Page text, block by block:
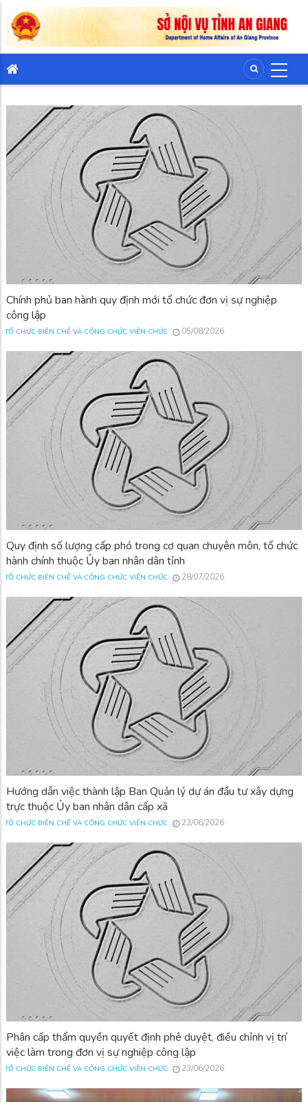
Chính phủ ban hành quy định mới tổ chức đơn vị sự nghiệp
công lập
TỔ CHỨC BIÊN CHẾ VÀ CÔNG CHỨC VIÊN CHỨC 05/08/2026
Quy định số lượng cấp phó trong cơ quan chuyên môn, tổ chức
hành chính thuộc Ủy ban nhân dân tỉnh
TỔ CHỨC BIÊN CHẾ VÀ CÔNG CHỨC VIÊN CHỨC 28/07/2026
Hướng dẫn việc thành lập Ban Quản lý dự án đầu tư xây dựng
trực thuộc Ủy ban nhân dân cấp xã
TỔ CHỨC BIÊN CHẾ VÀ CÔNG CHỨC VIÊN CHỨC 23/06/2026
Phân cấp thẩm quyền quyết định phê duyệt, điều chỉnh vị trí
việc làm trong đơn vị sự nghiệp công lập
TỔ CHỨC BIÊN CHẾ VÀ CÔNG CHỨC VIÊN CHỨC 23/06/2026